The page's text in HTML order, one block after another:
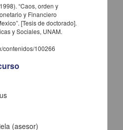
del siglo XXI
“Caos, orden y
y Financiero
[Tesis de doctorado].
y Sociales, UNAM.
contenidos/100266
(asesor)